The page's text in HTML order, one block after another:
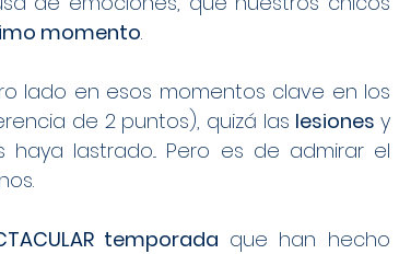
momento.
lado en esos momentos clave en los
de 2 puntos), quizá las lesiones y
temporada que han hecho